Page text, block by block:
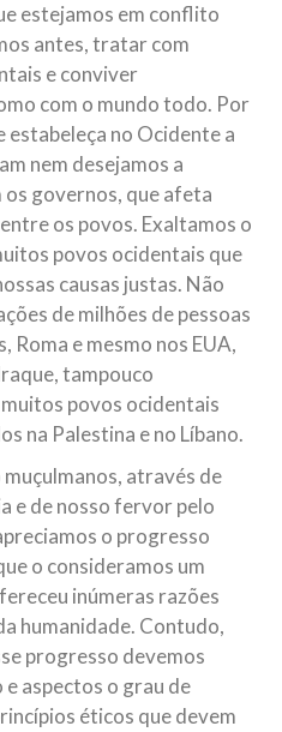
estejamos em conflito
antes, tratar com
e conviver
com o mundo todo. Por
estabeleça no Ocidente a
nem desejamos a
governos, que afeta
os povos. Exaltamos o
povos ocidentais que
causas justas. Não
de milhões de pessoas
Roma e mesmo nos EUA,
tampouco
povos ocidentais
na Palestina e no Líbano.
através de
e de nosso fervor pelo
o progresso
o consideramos um
inúmeras razões
humanidade. Contudo,
progresso devemos
aspectos o grau de
éticos que devem